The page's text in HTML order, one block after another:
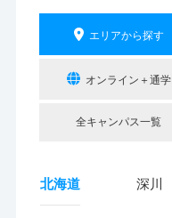
エリアから探す
オンライン＋通学
全キャンパス一覧
北海道 深川